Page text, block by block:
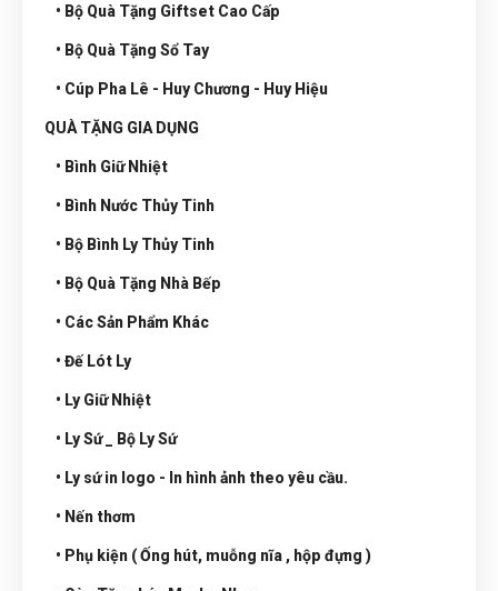
• Bộ Quà Tặng Giftset Cao Cấp
• Bộ Quà Tặng Sổ Tay
• Cúp Pha Lê - Huy Chương - Huy Hiệu
QUÀ TẶNG GIA DỤNG
• Bình Giữ Nhiệt
• Bình Nước Thủy Tinh
• Bộ Bình Ly Thủy Tinh
• Bộ Quà Tặng Nhà Bếp
• Các Sản Phẩm Khác
• Đế Lót Ly
• Ly Giữ Nhiệt
• Ly Sứ _ Bộ Ly Sứ
• Ly sứ in logo - In hình ảnh theo yêu cầu.
• Nến thơm
• Phụ kiện ( Ống hút, muỗng nĩa , hộp đựng )